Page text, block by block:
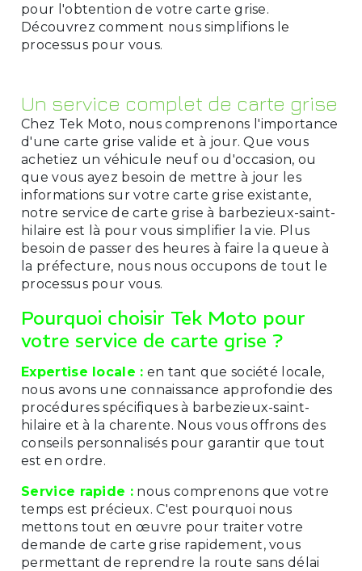
pour l'obtention de votre carte grise.
Découvrez comment nous simplifions le
processus pour vous.
Un service complet de carte grise
Chez Tek Moto, nous comprenons l'importance
d'une carte grise valide et à jour. Que vous
achetiez un véhicule neuf ou d'occasion, ou
que vous ayez besoin de mettre à jour les
informations sur votre carte grise existante,
notre service de carte grise à barbezieux-saint-
hilaire est là pour vous simplifier la vie. Plus
besoin de passer des heures à faire la queue à
la préfecture, nous nous occupons de tout le
processus pour vous.
Pourquoi choisir Tek Moto pour
votre service de carte grise ?
Expertise locale : en tant que société locale,
nous avons une connaissance approfondie des
procédures spécifiques à barbezieux-saint-
hilaire et à la charente. Nous vous offrons des
conseils personnalisés pour garantir que tout
est en ordre.
Service rapide : nous comprenons que votre
temps est précieux. C'est pourquoi nous
mettons tout en œuvre pour traiter votre
demande de carte grise rapidement, vous
permettant de reprendre la route sans délai